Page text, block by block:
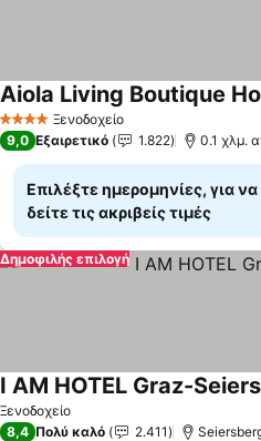
4 ΑστέριαΞενοδοχείο
Aiola Living Boutique
9,0 Εξαιρετικό 1.822 0.1 χλμ.
Επιλέξτε ημερομηνίες, για να
δείτε τις ακριβείς τιμές
Δημοφιλής επιλογή
Ξενοδοχείο
I AM HOTEL Graz-
8,4 Πολύ καλό 2.411